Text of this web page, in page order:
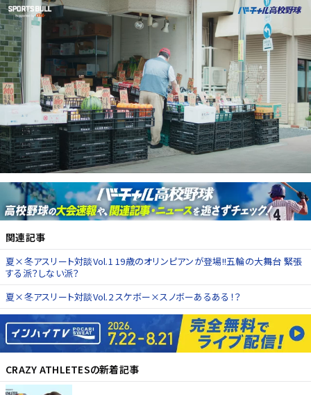
関連記事
夏×冬アスリート対談Vol.1 19歳のオリンピアンが登場!!五輪の大舞台 緊張
する派？しない派？
夏×冬アスリート対談Vol.2 スケボー×スノボーあるある！？
CRAZY ATHLETESの新着記事